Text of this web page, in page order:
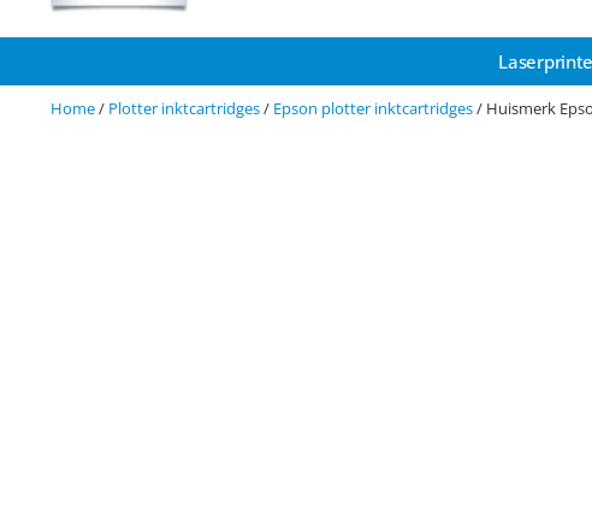
Home/ Plotter inktcartridges/ Epson plotter inktcartridges/ Huismerk